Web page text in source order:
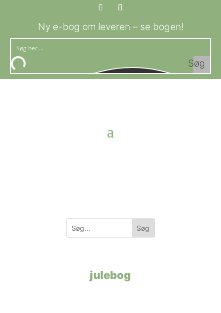
Ny e-bog om leveren – se bogen!
Søg
julebog